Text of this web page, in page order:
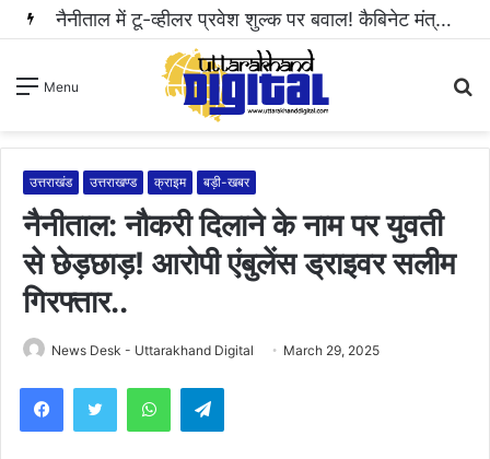
Menu
उत्तराखंड उत्तराखण्ड क्राइम बड़ी-खबर
नैनीताल: नौकरी दिलाने के नाम पर युवती
से छेड़छाड़! आरोपी एंबुलेंस ड्राइवर सलीम
गिरफ्तार..
News Desk - Uttarakhand Digital March 29, 2025
WhatsAppTelegram